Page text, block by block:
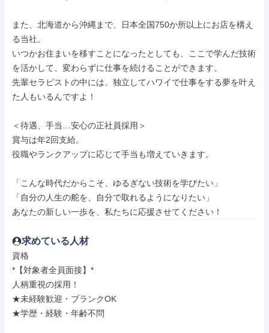
また、北海道から沖縄まで、日本全国750か所以上にお店を構え
る当社。
いつかお住まいを移すことになったとしても、ここで学んだ技術
を活かして、変わらずに仕事を続けることができます。
先輩セラピストの中には、独立してハワイで仕事をする夢を叶え
た人もいるんですよ！
＜待遇、手当…安心の正社員採用＞
賞与は年2回支給。
役職やランクアップに応じて手当も増えていきます。
「こんな時代だからこそ、ゆるぎない技術を学びたい」
「自分の人生の舵を、自分で取れるようになりたい」
あなたの新しい一歩を、私たちに応援させてください！
求めている人材
資格
*【対象者全員面接】*
人柄重視の採用！
★未経験歓迎・ブランクOK
★学歴・経験・年齢不問